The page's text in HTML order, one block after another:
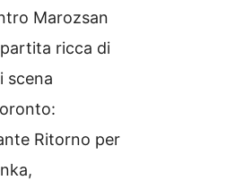
Marozsan
ricca di
scena
Ritorno per